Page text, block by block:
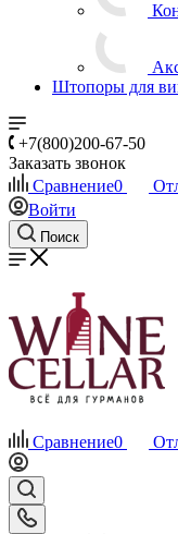
Штопоры для
+7(800)200-67-50
Заказать звонок
Сравнение0
Войти
Поиск
Сравнение0